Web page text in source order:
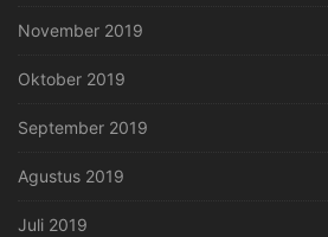
November 2019
Oktober 2019
September 2019
Agustus 2019
Juli 2019